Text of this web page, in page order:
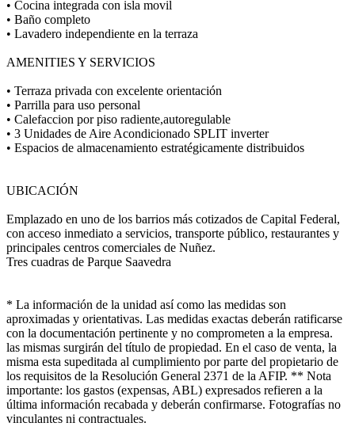
• Cocina integrada con isla movil
• Baño completo
• Lavadero independiente en la terraza
AMENITIES Y SERVICIOS
• Terraza privada con excelente orientación
• Parrilla para uso personal
• Calefaccion por piso radiente,autoregulable
• 3 Unidades de Aire Acondicionado SPLIT inverter
• Espacios de almacenamiento estratégicamente distribuidos
UBICACIÓN
Emplazado en uno de los barrios más cotizados de Capital Federal,
con acceso inmediato a servicios, transporte público, restaurantes y
principales centros comerciales de Nuñez.
Tres cuadras de Parque Saavedra
* La información de la unidad así como las medidas son
aproximadas y orientativas. Las medidas exactas deberán ratificarse
con la documentación pertinente y no comprometen a la empresa.
las mismas surgirán del título de propiedad. En el caso de venta, la
misma esta supeditada al cumplimiento por parte del propietario de
los requisitos de la Resolución General 2371 de la AFIP. ** Nota
importante: los gastos (expensas, ABL) expresados refieren a la
última información recabada y deberán confirmarse. Fotografías no
vinculantes ni contractuales.